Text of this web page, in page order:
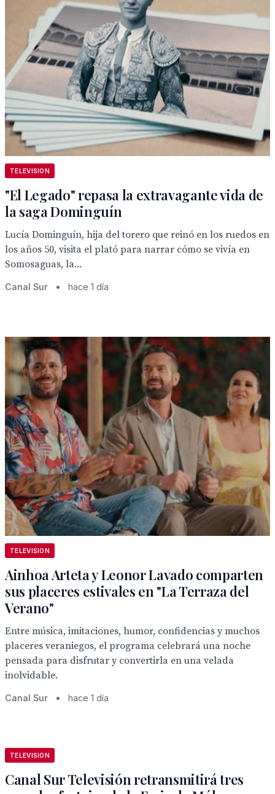
TELEVISION
"El Legado" repasa la extravagante vida de
la saga Dominguín
Lucía Dominguín, hija del torero que reinó en los ruedos en
los años 50, visita el plató para narrar cómo se vivía en
Somosaguas, la...
Canal Sur • hace 1 día
TELEVISION
Ainhoa Arteta y Leonor Lavado comparten
sus placeres estivales en "La Terraza del
Verano"
Entre música, imitaciones, humor, confidencias y muchos
placeres veraniegos, el programa celebrará una noche
pensada para disfrutar y convertirla en una velada
inolvidable.
Canal Sur • hace 1 día
TELEVISION
Canal Sur Televisión retransmitirá tres